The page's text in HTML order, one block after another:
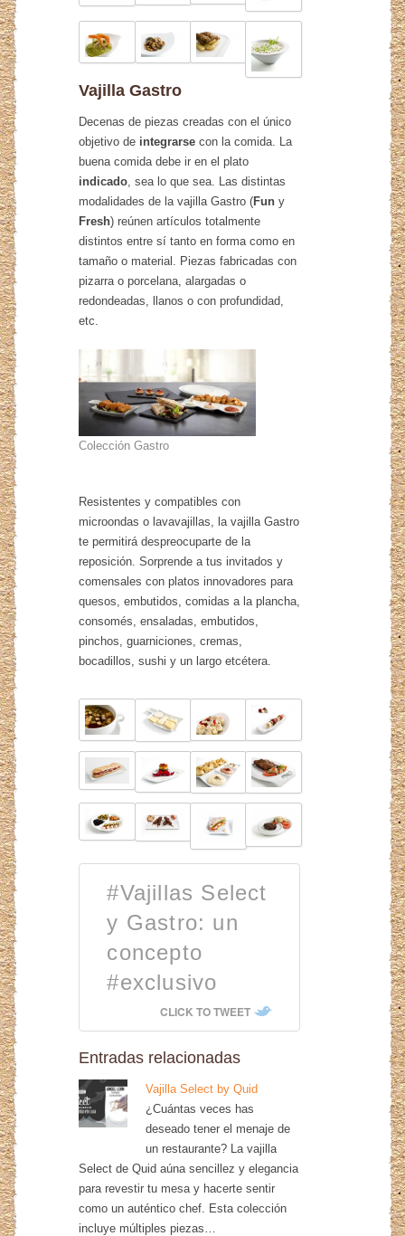
Vajilla Gastro
Decenas de piezas creadas con el único
objetivo de integrarse con la comida. La
buena comida debe ir en el plato
indicado, sea lo que sea. Las distintas
modalidades de la vajilla Gastro (Fun y
Fresh) reúnen artículos totalmente
distintos entre sí tanto en forma como en
tamaño o material. Piezas fabricadas con
pizarra o porcelana, alargadas o
redondeadas, llanos o con profundidad,
etc.
Colección Gastro
Resistentes y compatibles con
microondas o lavavajillas, la vajilla Gastro
te permitirá despreocuparte de la
reposición. Sorprende a tus invitados y
comensales con platos innovadores para
quesos, embutidos, comidas a la plancha,
consomés, ensaladas, embutidos,
pinchos, guarniciones, cremas,
bocadillos, sushi y un largo etcétera.
#Vajillas Select
y Gastro: un
concepto
#exclusivo
CLICK TO TWEET
Entradas relacionadas
Vajilla Select by Quid
¿Cuántas veces has
deseado tener el menaje de
un restaurante? La vajilla
Select de Quid aúna sencillez y elegancia
para revestir tu mesa y hacerte sentir
como un auténtico chef. Esta colección
incluye múltiples piezas…